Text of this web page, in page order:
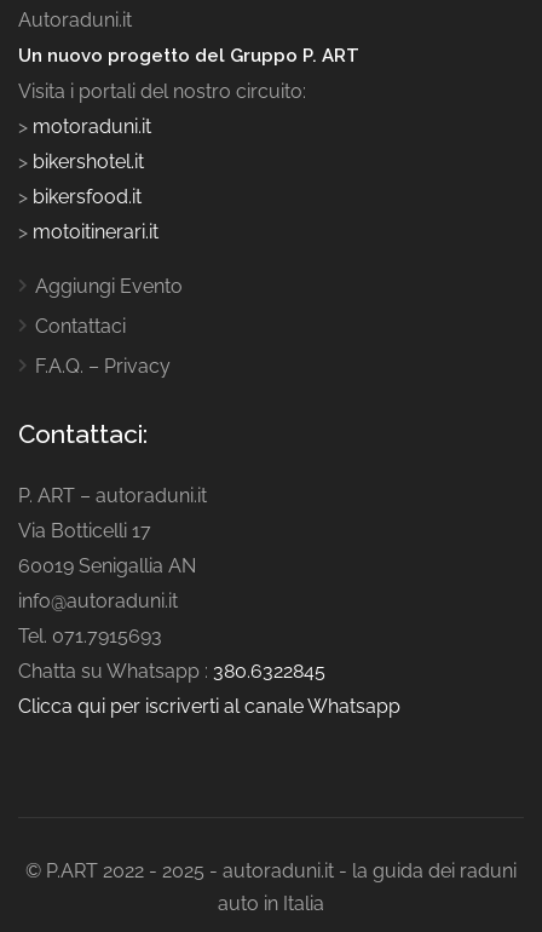
Autoraduni.it
Un nuovo progetto del Gruppo P. ART
Visita i portali del nostro circuito:
> motoraduni.it
> bikershotel.it
> bikersfood.it
> motoitinerari.it
Aggiungi Evento
Contattaci
F.A.Q. – Privacy
Contattaci:
P. ART – autoraduni.it
Via Botticelli 17
60019 Senigallia AN
info@autoraduni.it
Tel. 071.7915693
Chatta su Whatsapp : 380.6322845
Clicca qui per iscriverti al canale Whatsapp
© P.ART 2022 - 2025 - autoraduni.it - la guida dei raduni
auto in Italia